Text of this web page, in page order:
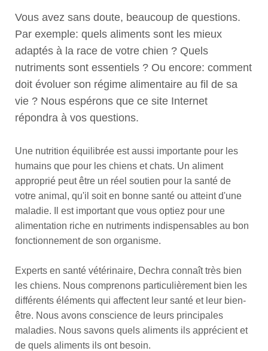
Vous avez sans doute, beaucoup de questions.
Par exemple: quels aliments sont les mieux
adaptés à la race de votre chien ? Quels
nutriments sont essentiels ? Ou encore: comment
doit évoluer son régime alimentaire au fil de sa
vie ? Nous espérons que ce site Internet
répondra à vos questions.
Une nutrition équilibrée est aussi importante pour les
humains que pour les chiens et chats. Un aliment
approprié peut être un réel soutien pour la santé de
votre animal, qu'il soit en bonne santé ou atteint d'une
maladie. Il est important que vous optiez pour une
alimentation riche en nutriments indispensables au bon
fonctionnement de son organisme.
Experts en santé vétérinaire, Dechra connaît très bien
les chiens. Nous comprenons particulièrement bien les
différents éléments qui affectent leur santé et leur bien-
être. Nous avons conscience de leurs principales
maladies. Nous savons quels aliments ils apprécient et
de quels aliments ils ont besoin.